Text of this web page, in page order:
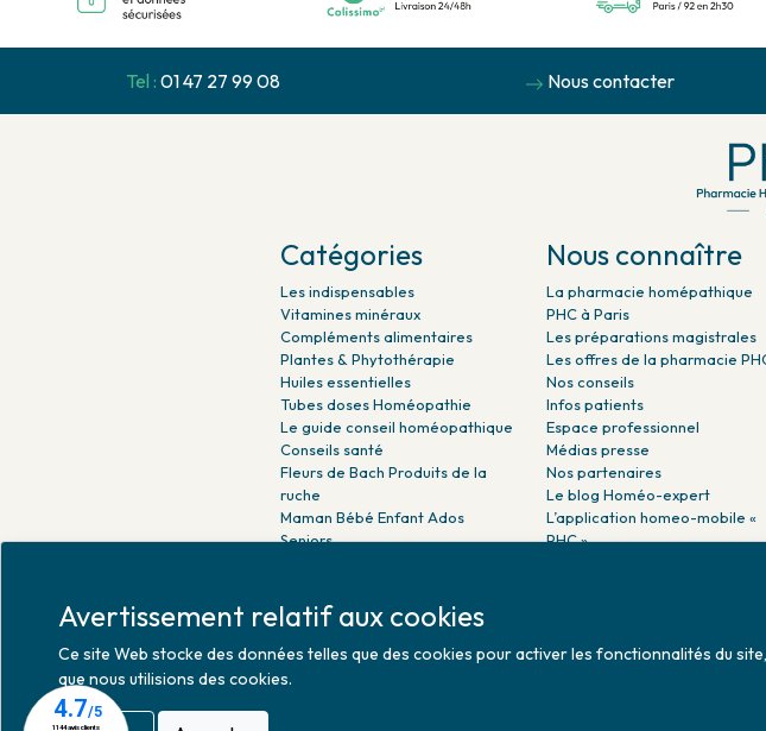
Tel : 01 47 27 99 08 Nous contacter
Catégories
Les indispensables
Vitamines minéraux
Compléments alimentaires
Plantes & Phytothérapie
Huiles essentielles
Tubes doses Homéopathie
Le guide conseil homéopathique
Conseils santé
Fleurs de Bach Produits de la
ruche
Maman Bébé Enfant Ados
Seniors
Médicaments Parapharmacie
Nous connaître
La pharmacie homépathique
PHC à Paris
Les préparations magistrales
Les offres de la pharmacie
Nos conseils
Infos patients
Espace professionnel
Médias presse
Nos partenaires
Le blog Homéo-expert
L’application homeo-mobile «
PHC »
Enfants - AMFE
Avertissement relatif aux cookies
Ce site Web stocke des données telles que des cookies pour activer les fonctionnalités du
que nous utilisions des cookies.